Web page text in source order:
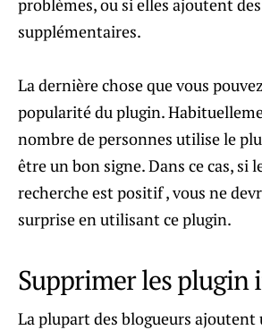
problèmes, ou si elles ajoutent
supplémentaires.
La dernière chose que vous
popularité du plugin.
nombre de personnes utilise le
être un bon signe. Dans ce cas, si
recherche est positif , vous ne
surprise en utilisant ce plugin.
Supprimer les plugin
La plupart des blogueurs